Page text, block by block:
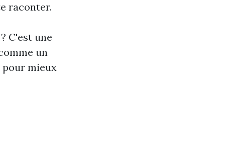
raconter.
C'est une
un
pour mieux